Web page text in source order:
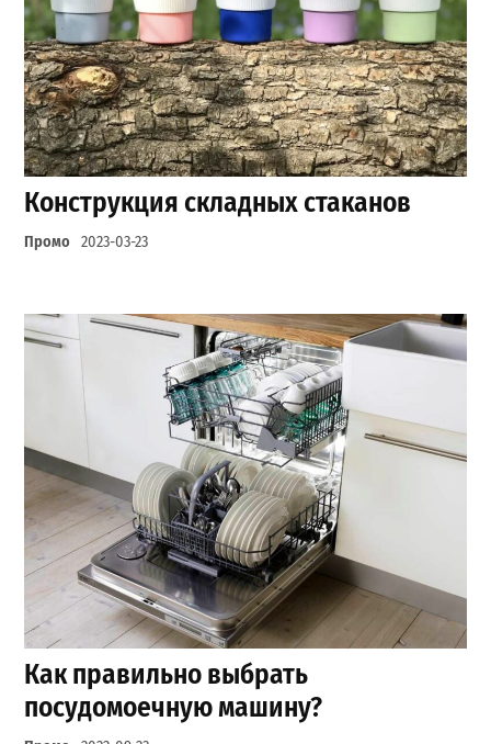
Конструкция складных стаканов
Промо 2023-03-23
Как правильно выбрать
посудомоечную машину?